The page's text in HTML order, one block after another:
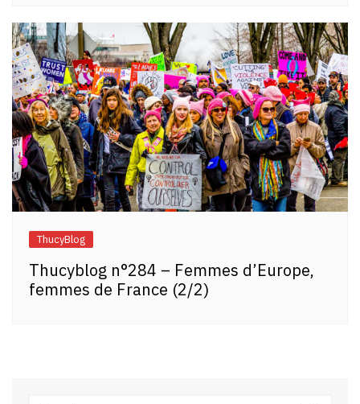
ThucyBlog
Thucyblog n°284 – Femmes d’Europe,
femmes de France (2/2)